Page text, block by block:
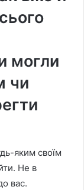
могли
чи
яким своїм
Не в
вас.